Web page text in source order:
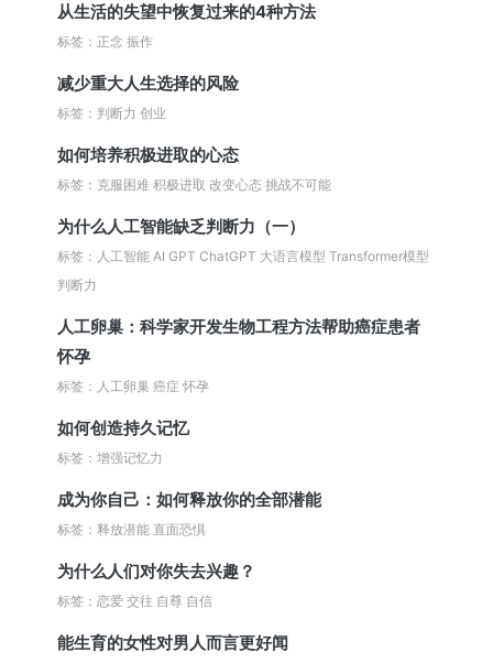
从生活的失望中恢复过来的4种方法
标签：正念 振作
减少重大人生选择的风险
标签：判断力 创业
如何培养积极进取的心态
标签：克服困难 积极进取 改变心态 挑战不可能
为什么人工智能缺乏判断力（一）
标签：人工智能 AI GPT ChatGPT 大语言模型 Transformer模型
判断力
人工卵巢：科学家开发生物工程方法帮助癌症患者
怀孕
标签：人工卵巢 癌症 怀孕
如何创造持久记忆
标签：增强记忆力
成为你自己：如何释放你的全部潜能
标签：释放潜能 直面恐惧
为什么人们对你失去兴趣？
标签：恋爱 交往 自尊 自信
能生育的女性对男人而言更好闻